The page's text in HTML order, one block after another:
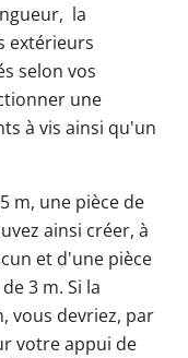
la
extérieurs
selon vos
une
à vis ainsi qu'un
m, une pièce de
ainsi créer, à
et d'une pièce
3 m. Si la
vous devriez, par
votre appui de